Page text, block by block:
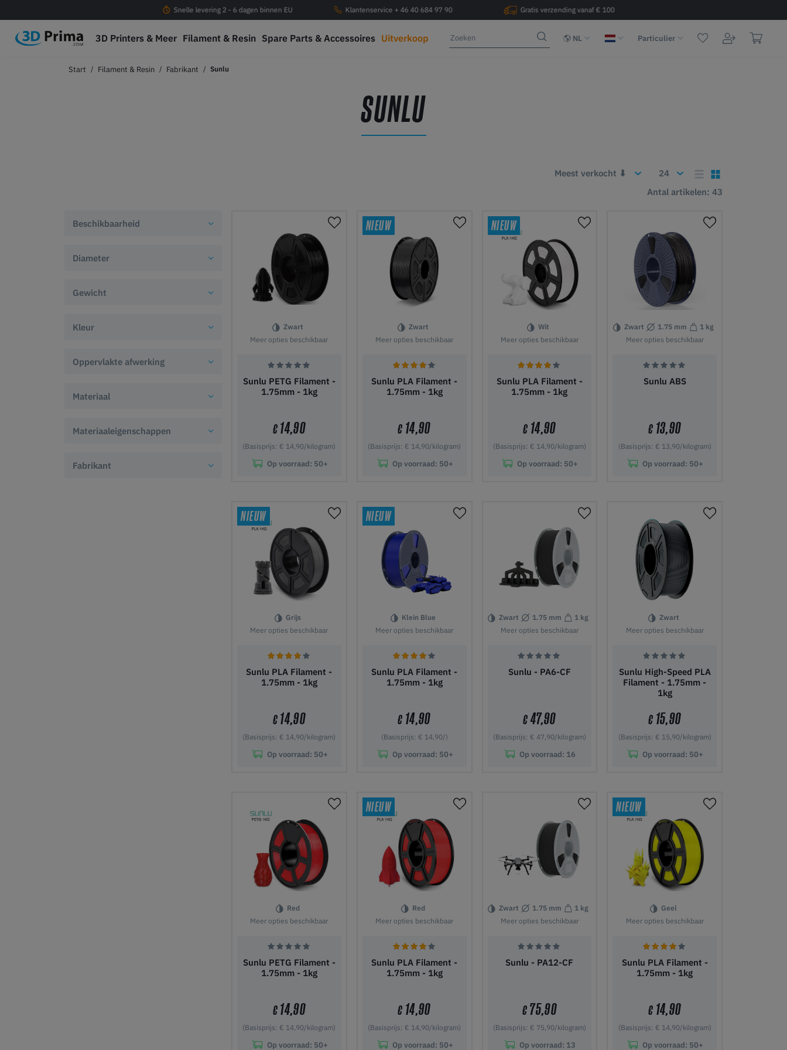
Snelle levering 2 - 6 dagen binnen EU Klantenservice + 46 40 684 97 90 Gratis verzending vanaf € 100
3D Printers & Meer Filament & Resin Spare Parts & Accessoires Uitverkoop NL Particulier
Filament & Resin Fabrikant Sunlu
SUNLU
Antal artikelen: 43
Beschikbaarheid
Diameter
Gewicht
Kleur
Oppervlakte afwerking
Materiaal
Materiaaleigenschappen
Fabrikant
Zwart
Meer opties beschikbaar
Sunlu PETG Filament -
1.75mm - 1kg
€14,90
(Basisprijs: € 14,90/kilogram)
Op voorraad: 50+
NIEUW
Zwart
Meer opties beschikbaar
Sunlu PLA Filament -
1.75mm - 1kg
€ 14,90
(Basisprijs: € 14,90/kilogram)
Op voorraad: 50+
NIEUW
Wit
Meer opties beschikbaar
Sunlu PLA Filament -
1.75mm - 1kg
€ 14,90
(Basisprijs: € 14,90/kilogram)
Op voorraad: 50+
Zwart 1.75 mm
1 kg
Meer opties beschikbaar
Sunlu ABS
€ 13,90
(Basisprijs: € 13,90/kilogram)
Op voorraad: 50+
NIEUW
Grijs
Meer opties beschikbaar
Sunlu PLA Filament -
1.75mm - 1kg
€14,90
(Basisprijs: € 14,90/kilogram)
Op voorraad: 50+
NIEUW
Klein Blue
Meer opties beschikbaar
Sunlu PLA Filament -
1.75mm - 1kg
€ 14,90
(Basisprijs: € 14,90/)
Op voorraad: 50+
Zwart 1.75 mm
1 kg
Meer opties beschikbaar
Sunlu - PA6-CF
€47,90
(Basisprijs: € 47,90/kilogram)
Op voorraad: 16
Zwart
Meer opties beschikbaar
Sunlu High-Speed PLA
Filament - 1.75mm -
1kg
€ 15,90
(Basisprijs: € 15,90/kilogram)
Op voorraad: 50+
Red
Meer opties beschikbaar
Sunlu PETG Filament -
1.75mm - 1kg
€14,90
(Basisprijs: € 14,90/kilogram)
Op voorraad: 50+
NIEUW
Red
Meer opties beschikbaar
Sunlu PLA Filament -
1.75mm - 1kg
€ 14,90
(Basisprijs: € 14,90/kilogram)
Op voorraad: 50+
Zwart 1.75 mm
1 kg
Meer opties beschikbaar
Sunlu - PA12-CF
€75,90
(Basisprijs: € 75,90/kilogram)
Op voorraad: 13
NIEUW
Geel
Meer opties beschikbaar
Sunlu PLA Filament -
1.75mm - 1kg
€ 14,90
(Basisprijs: € 14,90/kilogram)
Op voorraad: 50+